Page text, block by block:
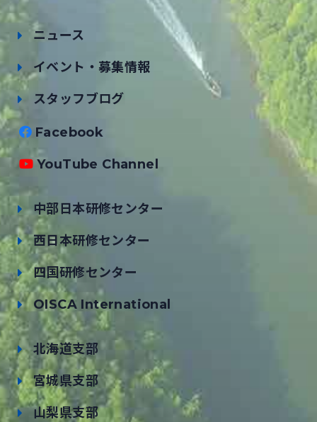
ニュース
イベント・募集情報
スタッフブログ
Facebook
YouTube Channel
中部日本研修センター
西日本研修センター
四国研修センター
OISCA International
北海道支部
宮城県支部
山梨県支部